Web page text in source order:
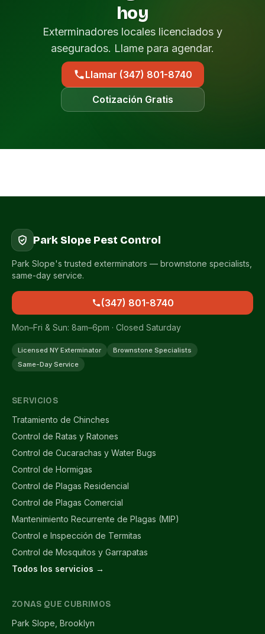
hoy
Exterminadores locales licenciados y
asegurados. Llame para agendar.
Llamar (347) 801-8740
Cotización Gratis
Park Slope Pest Control
Park Slope's trusted exterminators — brownstone specialists,
same-day service.
(347) 801-8740
Mon–Fri & Sun: 8am–6pm · Closed Saturday
Licensed NY Exterminator
Brownstone Specialists
Same-Day Service
SERVICIOS
Tratamiento de Chinches
Control de Ratas y Ratones
Control de Cucarachas y Water Bugs
Control de Hormigas
Control de Plagas Residencial
Control de Plagas Comercial
Mantenimiento Recurrente de Plagas (MIP)
Control e Inspección de Termitas
Control de Mosquitos y Garrapatas
Todos los servicios →
ZONAS QUE CUBRIMOS
Park Slope, Brooklyn